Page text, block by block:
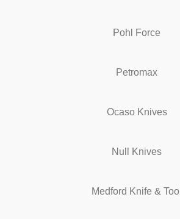
Pohl Force
Petromax
Ocaso Knives
Null Knives
Medford Knife & Tool